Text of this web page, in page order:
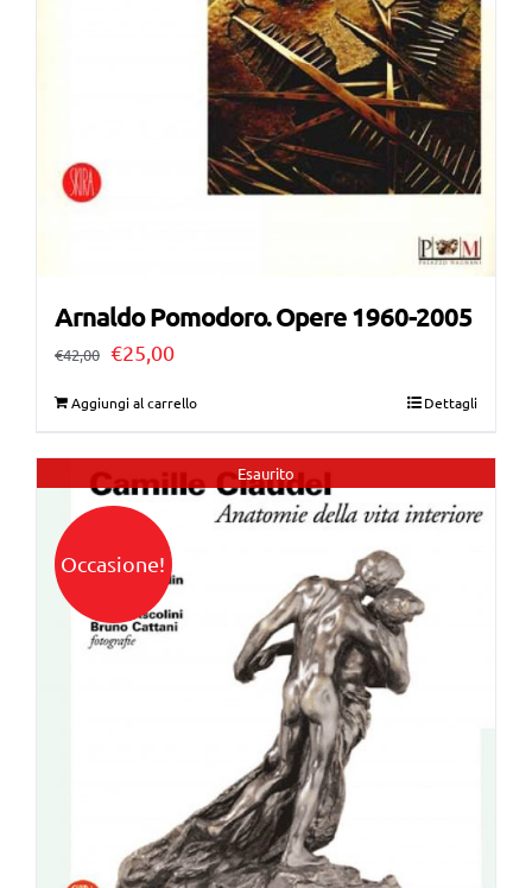
Arnaldo Pomodoro. Opere 1960-2005
€42,00 Il
era:
€42,00.
€25,00Il
è:
€25,00.
Aggiungi al carrello Dettagli
Esaurito
Occasione!